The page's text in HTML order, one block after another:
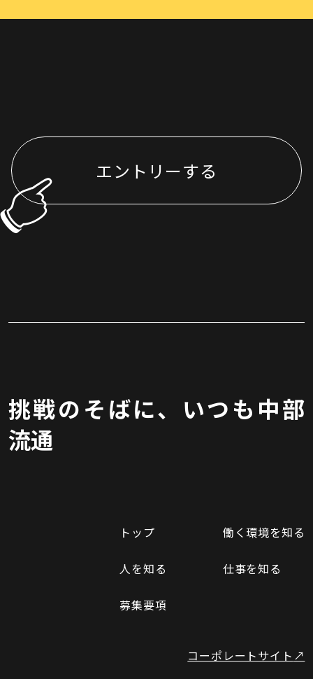
エントリーする
挑戦のそばに、いつも中部
流通
トップ 働く環境を知る
人を知る 仕事を知る
募集要項
コーポレートサイト